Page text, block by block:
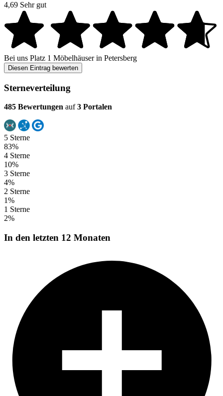
4,69 Sehr gut
Bei uns Platz 1 Möbelhäuser in Petersberg
Diesen Eintrag bewerten
Sterneverteilung
485 Bewertungen auf3 Portalen
5 Sterne
83%
4 Sterne
10%
3 Sterne
4%
2 Sterne
1%
1 Sterne
2%
In den letzten 12 Monaten